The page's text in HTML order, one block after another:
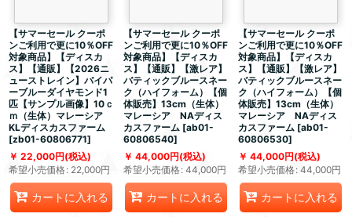
【サマーセール クーポ
ンご利用で更に10％OFF
対象商品】【ディスカ
ス】【通販】【2026ニ
ューストレイン】バイパ
ーブルーダイヤモンド1
匹【サンプル画像】10ｃ
ｍ（生体）マレーシア
KLディスカスファーム
[zb01-60806771]
22,000円(税込)
希望小売価格: 22,000円
カートに入れる
【サマーセール クーポ
ンご利用で更に10％OFF
対象商品】【ディスカ
ス】【通販】【激レア】
バティックブルースネー
ク（ハイフォーム）【個
体販売】13cm（生体）
マレーシア NAディス
カスファーム [ab01-
60806540]
44,000円(税込)
希望小売価格: 44,000円
カートに入れる
【サマーセール クーポ
ンご利用で更に10％OFF
対象商品】【ディスカ
ス】【通販】【激レア】
バティックブルースネー
ク（ハイフォーム）【個
体販売】13cm（生体）
マレーシア NAディス
カスファーム [ab01-
60806530]
44,000円(税込)
希望小売価格: 44,000円
カートに入れる